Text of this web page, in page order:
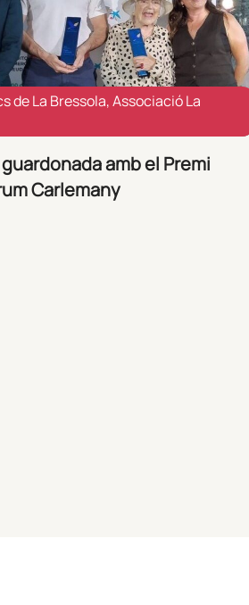
de La Bressola,Associació La
amb el Premi
Carlemany